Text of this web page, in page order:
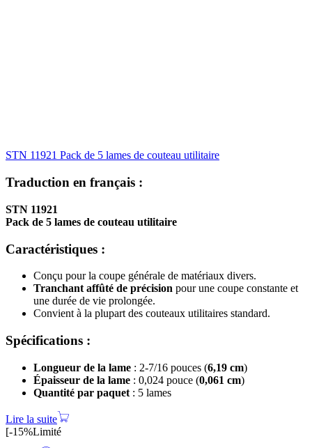
STN 11921 Pack de 5 lames de couteau utilitaire
Traduction en français :
STN 11921
Pack de 5 lames de couteau utilitaire
Caractéristiques :
Conçu pour la coupe générale de matériaux divers.
Tranchant affûté de précision pour une coupe constante et
une durée de vie prolongée.
Convient à la plupart des couteaux utilitaires standard.
Spécifications :
Longueur de la lame : 2-7/16 pouces (6,19 cm)
Épaisseur de la lame : 0,024 pouce (0,061 cm)
Quantité par paquet : 5 lames
Lire la suite
[-15%Limité